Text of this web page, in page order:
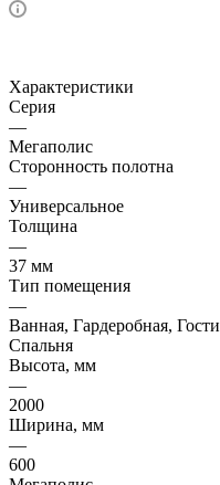
Характеристики
Серия
—
Мегаполис
Сторонность полотна
—
Универсальное
Толщина
—
37 мм
Тип помещения
—
Ванная, Гардеробная,
Спальня
Высота, мм
—
2000
Ширина, мм
—
600